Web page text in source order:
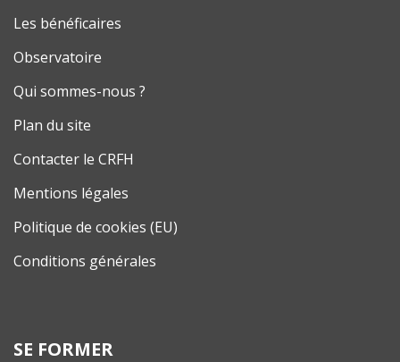
Les bénéficaires
Observatoire
Qui sommes-nous ?
Plan du site
Contacter le CRFH
Mentions légales
Politique de cookies (EU)
Conditions générales
SE FORMER